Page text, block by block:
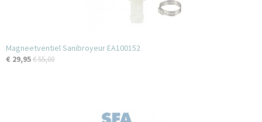
Magneetventiel Sanibroyeur EA100152
€ 29,95€ 55,00